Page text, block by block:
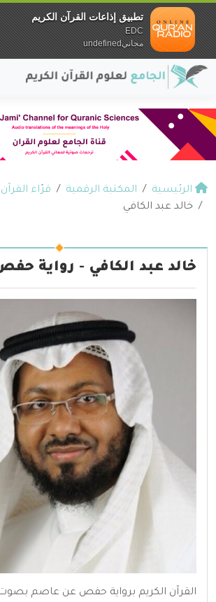
الرئيسية المكتبة الرقمية قرّاء
خالد عبد الكافي
خالد عبد الكافي - رواية
القرآن الكريم برواية حفص عن عاصم بصوت
تطبيق إذاعات القرآن الكريم
EDC
مجانيundefined